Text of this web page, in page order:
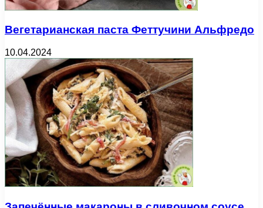
Вегетарианская паста Феттучини Альфредо
10.04.2024